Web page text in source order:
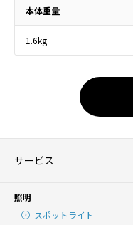
本体重量
1.6kg
サービス
照明
スポットライト